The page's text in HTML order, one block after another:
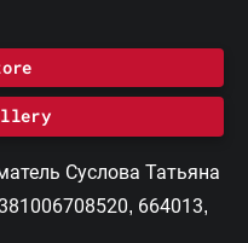
Суслова Татьяна
664013,